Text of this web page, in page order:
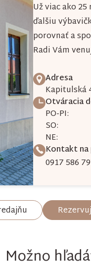
Už viac ako
ďalšiu
porovnať a
Radi Vám
Adresa
Kapitulská
Otváracia
PO-PI:
SO:
NE:
Kontakt
0917 586
Možno